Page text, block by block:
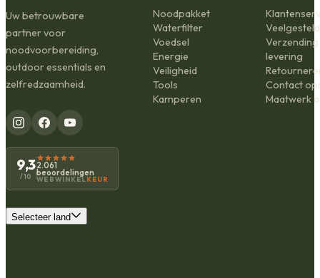
Uw betrouwbare
partner voor
noodvoorbereiding,
outdoor essentials en
zelfredzaamheid.
9,3
/10
2.061
beoordelingen
WEBWINKEL KEUR
Selecteer land
Noodpakket
Waterfilter
Voedsel
Energie
Veiligheid
Tools
Kamperen
Verzending
levering
Contact
Maatwerk